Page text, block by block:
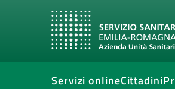
Servizi onlineCittadini